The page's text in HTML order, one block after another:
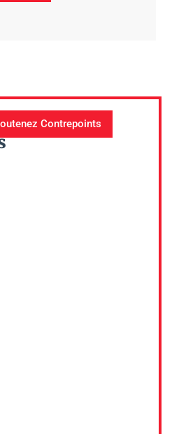
Contrepoints